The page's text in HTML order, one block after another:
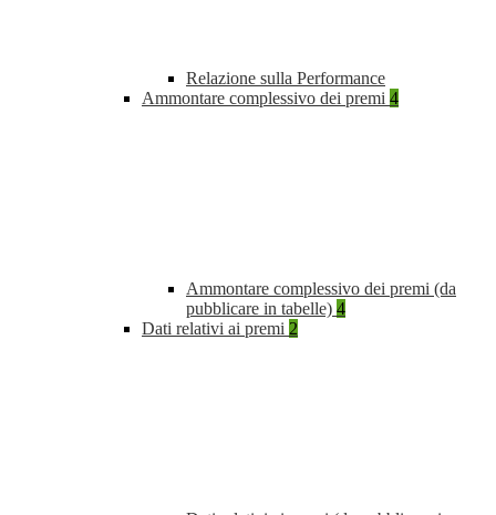
Relazione sulla Performance
Ammontare complessivo dei premi 4
Ammontare complessivo dei premi (da
pubblicare in tabelle) 4
Dati relativi ai premi 2